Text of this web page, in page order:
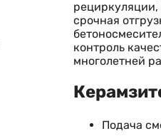
срочная
контроль
многолетней
Подача